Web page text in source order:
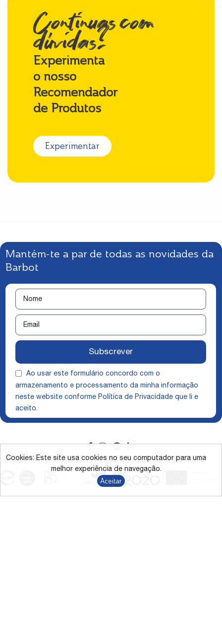
Cookies: Este site usa cookies no seu computador para uma
melhor experiência de navegação.
Aceitar
Continuas com
dúvidas?
Experimenta
o nosso
Recomendador
de Produtos
Experimentar
Mantém-te a par de todas as novidades da
Barbot
Ao usar este formulário concordo com o
armazenamento e processamento da minha informação
neste website conforme Política de Privacidade que li e
aceito.
Subscrever